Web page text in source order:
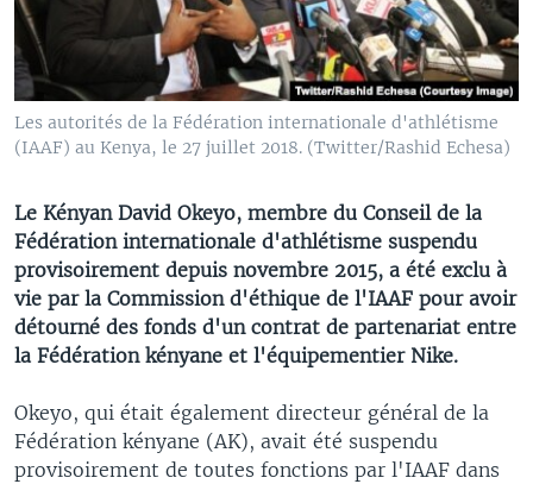
Les autorités de la Fédération internationale d'athlétisme
(IAAF) au Kenya, le 27 juillet 2018. (Twitter/Rashid Echesa)
Le Kényan David Okeyo, membre du Conseil de la
Fédération internationale d'athlétisme suspendu
provisoirement depuis novembre 2015, a été exclu à
vie par la Commission d'éthique de l'IAAF pour avoir
détourné des fonds d'un contrat de partenariat entre
la Fédération kényane et l'équipementier Nike.
Okeyo, qui était également directeur général de la
Fédération kényane (AK), avait été suspendu
provisoirement de toutes fonctions par l'IAAF dans